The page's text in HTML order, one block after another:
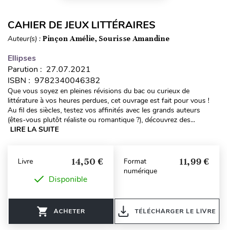
CAHIER DE JEUX LITTÉRAIRES
Auteur(s) : Pinçon Amélie, Sourisse Amandine
Ellipses
Parution : 27.07.2021
ISBN : 9782340046382
Que vous soyez en pleines révisions du bac ou curieux de
littérature à vos heures perdues, cet ouvrage est fait pour vous !
Au fil des siècles, testez vos affinités avec les grands auteurs
(êtes-vous plutôt réaliste ou romantique ?), découvrez des...
LIRE LA SUITE
Livre 14,50 €
Disponible
ACHETER
Format
numérique
11,99 €
TÉLÉCHARGER LE LIVRE